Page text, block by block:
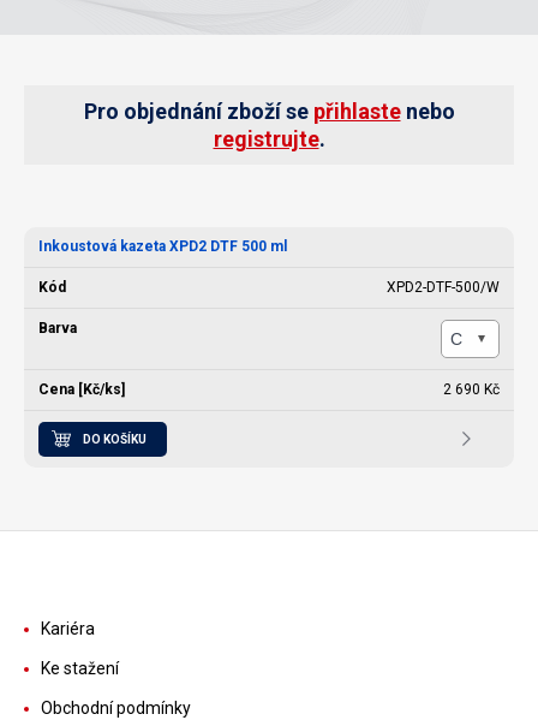
Pro objednání zboží se přihlastenebo
registrujte.
Inkoustová kazeta XPD2 DTF 500 ml
XPD2-DTF-500/W
2 690 Kč
DO KOŠÍKU
Kariéra
Ke stažení
Obchodní podmínky